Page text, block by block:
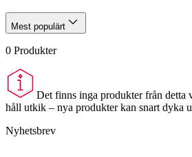
Mest populärt
0 Produkter
Det finns inga produkter från detta
håll utkik – nya produkter kan snart dyka
Nyhetsbrev